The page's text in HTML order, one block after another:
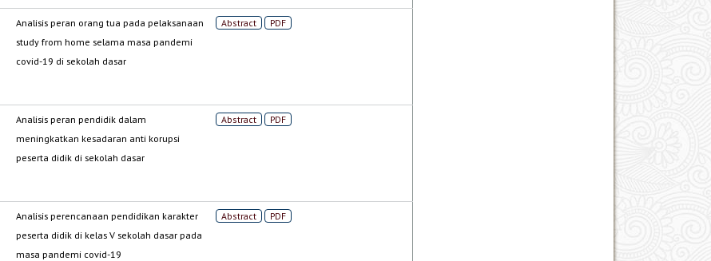
Analisis peran orang tua pada pelaksanaan
study from home selama masa pandemi
covid-19 di sekolah dasar
Abstract PDF
Analisis peran pendidik dalam
meningkatkan kesadaran anti korupsi
peserta didik di sekolah dasar
Abstract PDF
Analisis perencanaan pendidikan karakter
peserta didik di kelas V sekolah dasar pada
masa pandemi covid-19
Abstract PDF